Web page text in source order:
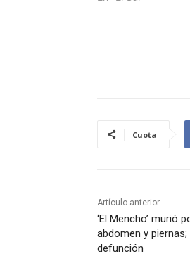
Cuota
Artículo anterior
‘El Mencho’ murió
abdomen y
defunción